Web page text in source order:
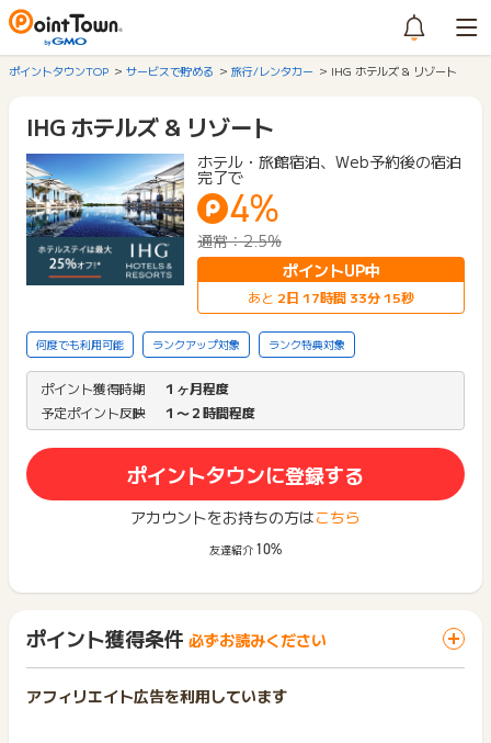
ポイントタウンTOP サービスで貯める 旅行/レンタカー IHG ホテルズ & リゾート
IHG ホテルズ & リゾート
ホテル・旅館宿泊、Web予約後の宿泊
完了で
4%
通常：2.5%
ポイントUP中
あと 2日 17時間 33分15秒
何度でも利用可能 ランクアップ対象 ランク特典対象
ポイント獲得時期
１ヶ月程度
予定ポイント反映
１〜２時間程度
ポイントタウンに登録する
アカウントをお持ちの方はこちら
友達紹介 10%
ポイント獲得条件 必ずお読みください
アフィリエイト広告を利用しています